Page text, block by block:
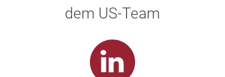
dem US-Team